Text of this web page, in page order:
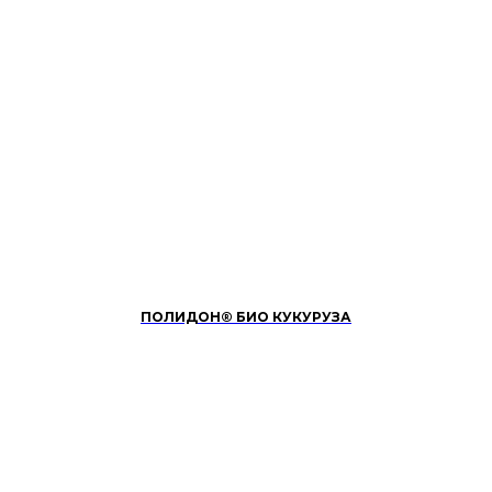
ПОЛИДОН® БИО КУКУРУЗА